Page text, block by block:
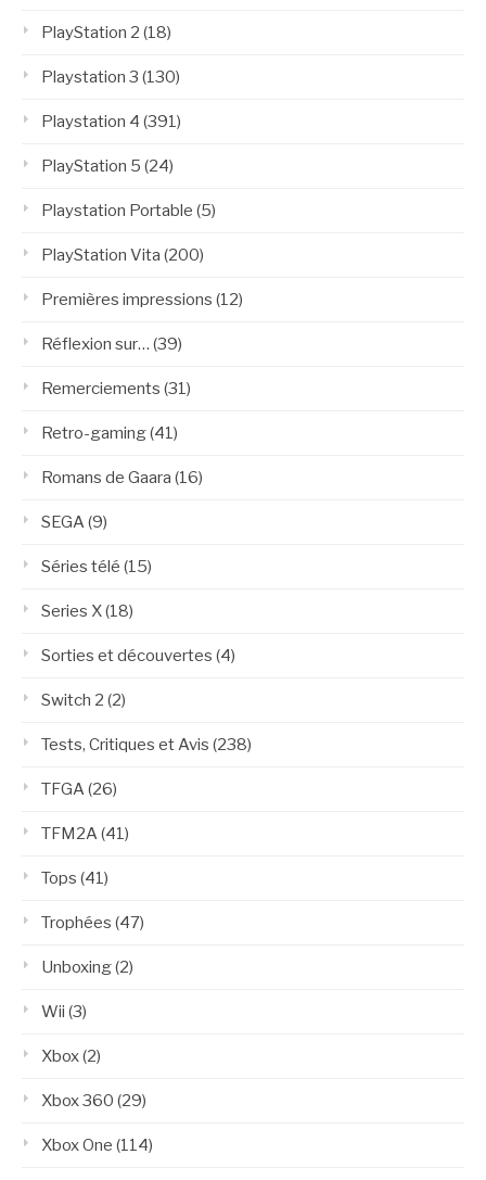
PlayStation 2 (18)
Playstation 3 (130)
Playstation 4 (391)
PlayStation 5 (24)
Playstation Portable (5)
PlayStation Vita (200)
Premières impressions (12)
Réflexion sur… (39)
Remerciements (31)
Retro-gaming(41)
Romans de Gaara (16)
SEGA(9)
Séries télé (15)
Series X(18)
Sorties et découvertes (4)
Switch 2 (2)
Tests, Critiques et Avis (238)
TFGA(26)
TFM2A(41)
Tops (41)
Trophées (47)
Unboxing(2)
Wii (3)
Xbox(2)
Xbox 360 (29)
Xbox One (114)